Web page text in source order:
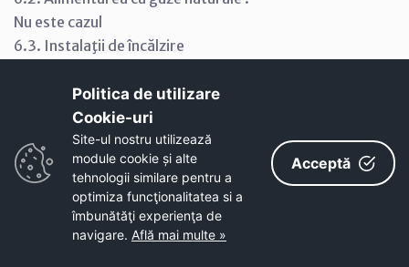
Nu este cazul
6.3. Instalaţii de încălzire
si prepararea apei calde menajere,se propune ca
obiectul să aibă sistemul propriu de incalzire, prin
intermediul centralelor individuale de incălzire centrală
pe curent electric sau gaz lichefiat.
6.4. Instalaţii electrice :
Alimentarea cu energie electrică se va realiza de la CET
Arad prin cablu de alimentare de 6 kV anplasat
Politica de utilizare
Cookie-uri‎
Site-ul nostru utilizează
module cookie și alte
tehnologii similare pentru a
optimiza funcţionalitatea si a
îmbunătăţi experienţa de
navigare. Află mai multe »
Acceptă